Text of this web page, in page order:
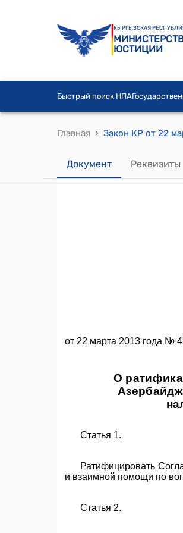
КЫРГЫЗСКАЯ
ЮСТИЦИИ
Быстрый поиск НПА
Главная ›
Документ Реквизиты